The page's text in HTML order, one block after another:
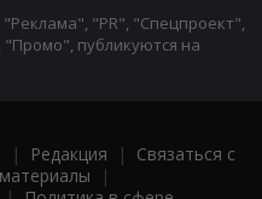
"PR", "Спецпроект",
публикуются на
| Редакция | Связаться с
|